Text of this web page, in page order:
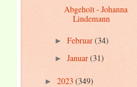
Abgeholt - Johanna
Lindemann
► Februar(34)
► Januar(31)
► 2023 (349)